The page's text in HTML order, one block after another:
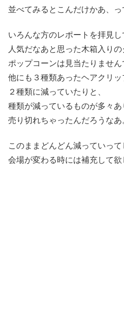
並べてみるとこんだけかあ、
いろんな方のレポートを拝見し
人気だなあと思った木箱入り
ポップコーンは見当たりません
他にも３種類あったヘアクリッ
２種類に減っていたりと、
種類が減っているものが多々あ
売り切れちゃったんだろうなあ
このままどんどん減っていって
会場が変わる時には補充して欲